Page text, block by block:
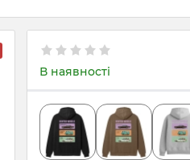
В наявності